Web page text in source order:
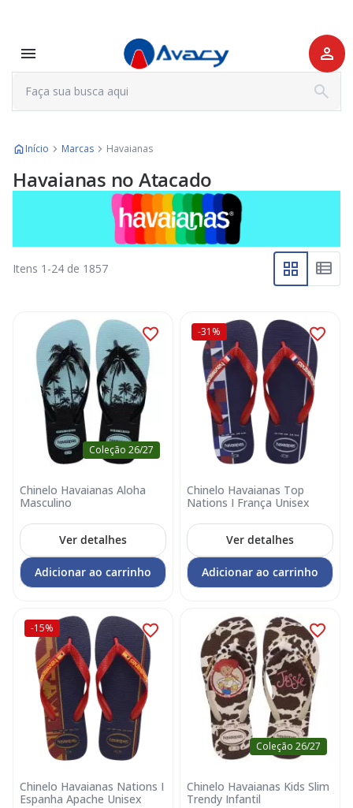
Início Marcas Havaianas
Havaianas no Atacado
Itens 1 -24 de 1857
Coleção 26/27
Chinelo Havaianas Aloha
Masculino
Ver detalhes
Adicionar ao carrinho
-31%
Chinelo Havaianas Top
Nations I França Unisex
Ver detalhes
Adicionar ao carrinho
-15%
Chinelo Havaianas Nations I
Espanha Apache Unisex
Coleção 26/27
Chinelo Havaianas Kids Slim
Trendy Infantil